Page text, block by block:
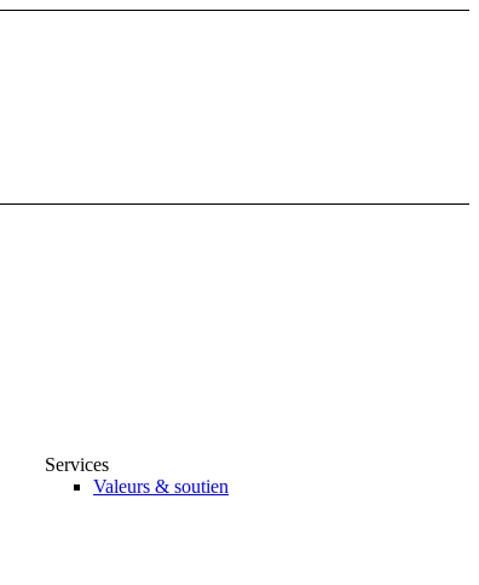
Services
Valeurs & soutien